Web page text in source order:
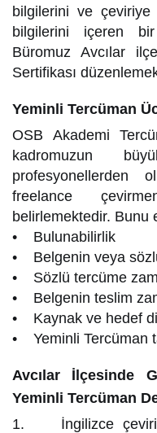
bilgilerini ve
bilgilerini içeren
Büromuz Avcılar
Sertifikası
Yeminli Tercüman
OSB Akademi
kadromuzun
profesyonellerden
freelance
belirlemektedir. Bunu
• Bulunabilirlik
• Belgenin veya
• Sözlü tercüme
• Belgenin teslim
• Kaynak ve hedef
• Yeminli Tercüman
Avcılar İlçesinde
Yeminli Tercüman
1. İngilizce çeviri